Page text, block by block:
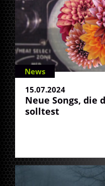
News
15.07.2024
Neue Songs, die
solltest